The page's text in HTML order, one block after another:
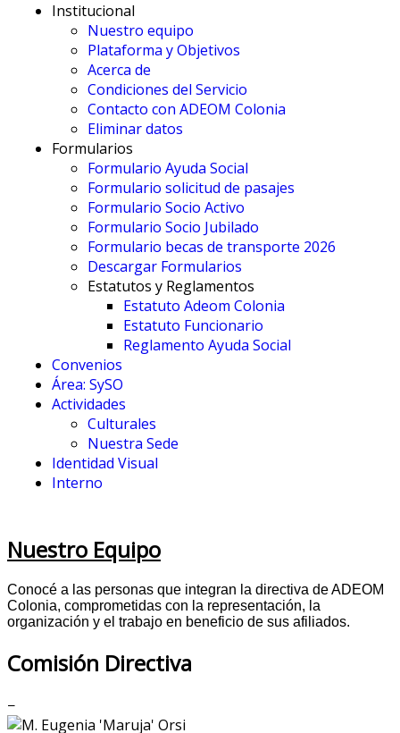
Institucional
Nuestro equipo
Plataforma y Objetivos
Acerca de
Condiciones del Servicio
Contacto con ADEOM Colonia
Eliminar datos
Formularios
Formulario Ayuda Social
Formulario solicitud de pasajes
Formulario Socio Activo
Formulario Socio Jubilado
Formulario becas de transporte 2026
Descargar Formularios
Estatutos y Reglamentos
Estatuto Adeom Colonia
Estatuto Funcionario
Reglamento Ayuda Social
Convenios
Área: SySO
Actividades
Culturales
Nuestra Sede
Identidad Visual
Interno
Nuestro Equipo
Conocé a las personas que integran la directiva de ADEOM
Colonia, comprometidas con la representación, la
organización y el trabajo en beneficio de sus afiliados.
Comisión Directiva
−